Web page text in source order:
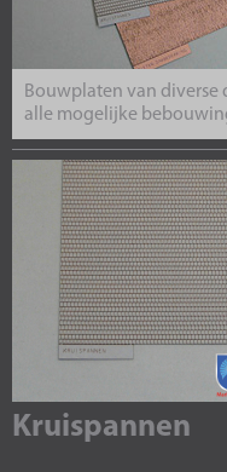
Bouwplaten van diverse
alle mogelijke
Kruispannen